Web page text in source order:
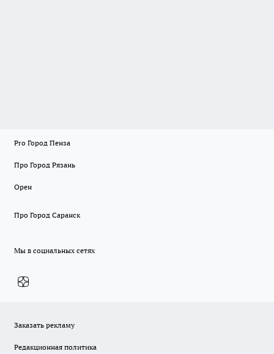
Pro Город Пенза
Про Город Рязань
Орен
Про Город Саранск
Мы в социальных сетях
Заказать рекламу
Редакционная политика